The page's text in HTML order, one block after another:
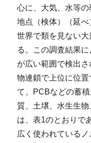
心に、大気、水等
地点（検体）（延べ
世界で類を見ない
る。この調査結果
が広い範囲で検出
物連鎖で上位に位
て、PCBなどの蓄
質、土壌、水生生
は、表1のとおりで
広く使われている